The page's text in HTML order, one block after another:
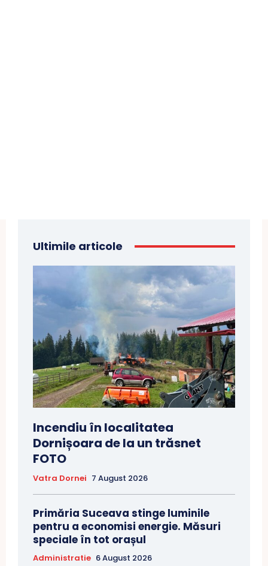
Ultimile articole
Incendiu în localitatea
Dornișoara de la un trăsnet
FOTO
Vatra Dornei 7 August 2026
Primăria Suceava stinge luminile
pentru a economisi energie. Măsuri
speciale în tot orașul
Administratie 6 August 2026